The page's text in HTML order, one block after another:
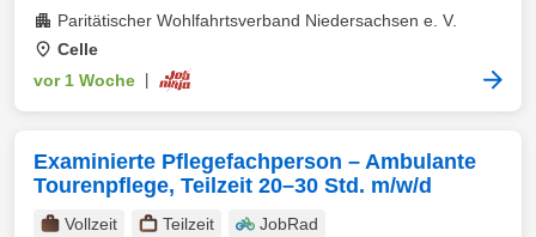
Paritätischer Wohlfahrtsverband Niedersachsen e. V.
Celle
vor 1 Woche
Examinierte Pflegefachperson – Ambulante
Tourenpflege, Teilzeit 20–30 Std. m/w/d
Vollzeit Teilzeit
JobRad